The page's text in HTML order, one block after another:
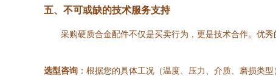
五、不可或缺的技术服务支持
采购硬质合金配件不仅是买卖行为，更是技术合作。优秀
选型咨询 ：根据您的具体工况（温度、压力、介质、磨损类